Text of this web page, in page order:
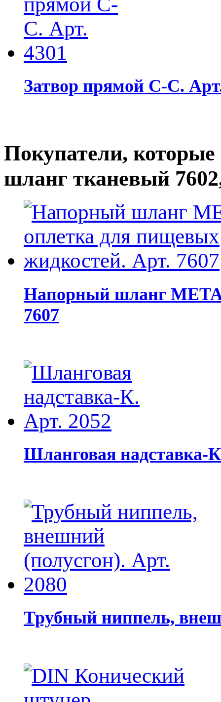
Затвор прямой С-С.
Покупатели,
шланг тканевый
Напорный шланг
7607
Шланговая надставка-
Трубный ниппель,